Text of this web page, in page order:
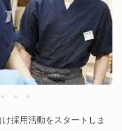
採用活動をスタートしま